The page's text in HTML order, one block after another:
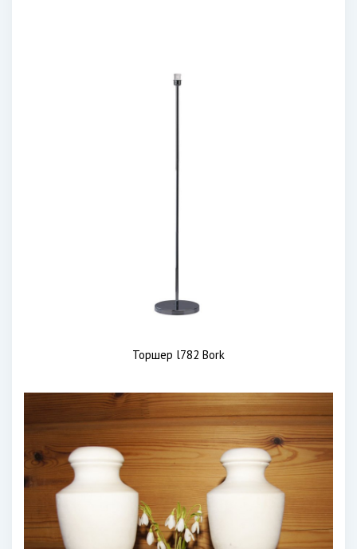
Торшер l782 Bork